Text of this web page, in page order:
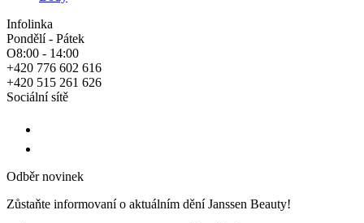
Infolinka
Pondělí - Pátek
O8:00 - 14:00
+420 776 602 616
+420 515 261 626
Sociální sítě
Odběr novinek
Zůstaňte informovaní o aktuálním dění Janssen Beauty!